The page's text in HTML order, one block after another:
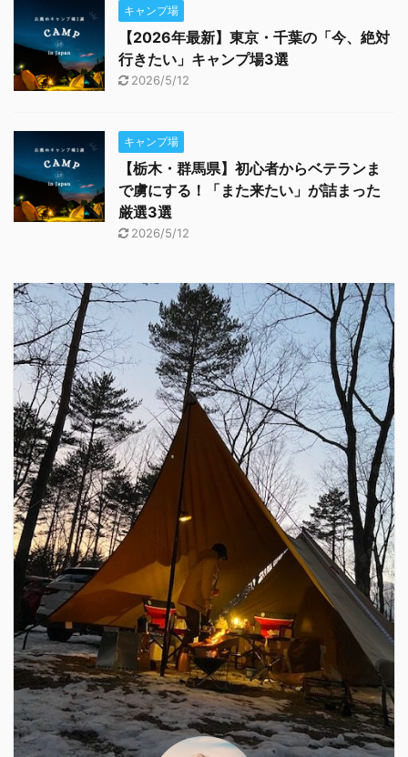
キャンプ場
【2026年最新】東京・千葉の「今、絶対
行きたい」キャンプ場3選
2026/5/12
キャンプ場
【栃木・群馬県】初心者からベテランま
で虜にする！「また来たい」が詰まった
厳選3選
2026/5/12